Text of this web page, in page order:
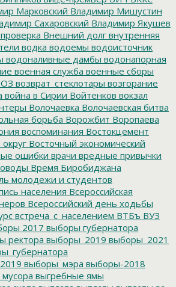
Марковский Владимир Мишустин
Сахаровский Владимир Якушев
Внешний долг внутренняя
водка водоемы водоисточник
водоналивные дамбы водонапорная
военная служба военные сборы
возврат_стеклотары возгорание
война в Сирии Войтенков вокзал
Волочаевка Волочаевская битва
борьба Ворожбит Воропаева
воспоминания Востокцемент
Восточный экономический
ошибки врачи вредные привычки
Время Биробиджана
молодежи и студентов
населения Всероссийская
Всероссийский день ходьбы
встреча_с_населением ВТБъ ВУЗ
2017 выборы губернатора
ректора выборы_2019 выборы_2021
выборы_мэра выборы-2018
выгребные ямы